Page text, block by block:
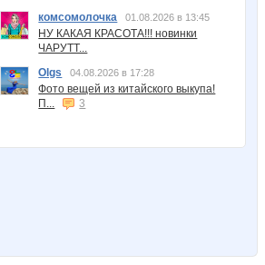
комсомолочка
01.08.2026 в 13:45
НУ КАКАЯ КРАСОТА!!! новинки
ЧАРУТТ...
Olgs
04.08.2026 в 17:28
Фото вещей из китайского выкупа!
П...
3